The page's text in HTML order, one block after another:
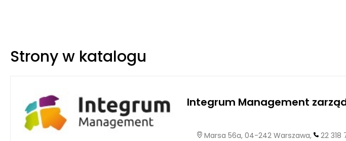
Strony w katalogu
Integrum Management
Marsa 56a, 04-242 Warszawa, 22 318